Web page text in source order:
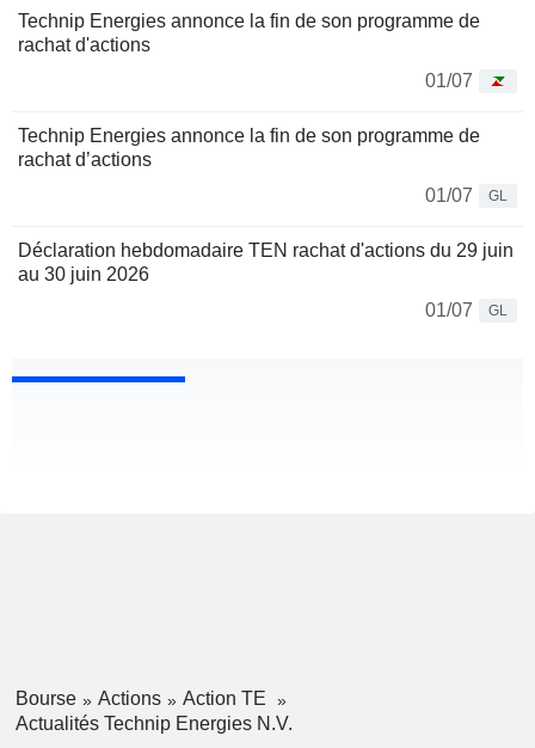
Technip Energies annonce la fin de son programme de
rachat d'actions
01/07
Technip Energies annonce la fin de son programme de
rachat d’actions
01/07
GL
Déclaration hebdomadaire TEN rachat d'actions du 29 juin
au 30 juin 2026
01/07
GL
Bourse Actions
Action TE
Actualités Technip Energies N.V.